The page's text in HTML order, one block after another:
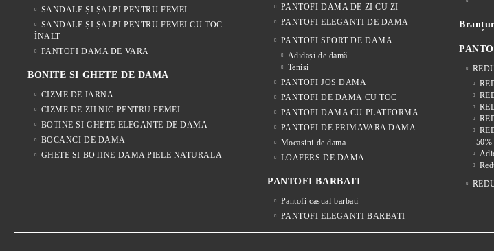
SANDALE ȘI ȘALPI PENTRU FEMEI
SANDALE ȘI ȘALPI PENTRU FEMEI CU TOC
ÎNALT
PANTOFI DAMA DE VARA
BONITE SI GHETE DE DAMA
CIZME DE IARNA
CIZME DE ZILNIC PENTRU FEMEI
BOTINE SI GHETE ELEGANTE DE DAMA
BOCANCI DE DAMA
GHETE SI BOTINE DAMA PIELE NATURALA
PANTOFI DAMA DE ZI CU ZI
PANTOFI ELEGANTI DE DAMA
PANTOFI SPORT DE DAMA
Adidași de damă
Tenisi
PANTOFI JOS DAMA
PANTOFI DE DAMA CU TOC
PANTOFI DAMA CU PLATFORMA
PANTOFI DE PRIMAVARA DAMA
Mocasini de dama
LOAFERS DE DAMA
PANTOFI BARBATI
Pantofi casual barbati
PANTOFI ELEGANTI BARBATI
-50%